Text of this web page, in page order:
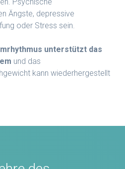
Ängste, depressive
oder Stress sein.
unterstützt das
und das
kann wiederhergestellt